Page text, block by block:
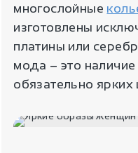
многослойные
изготовлены
платины или
мода – это
обязательно ярких